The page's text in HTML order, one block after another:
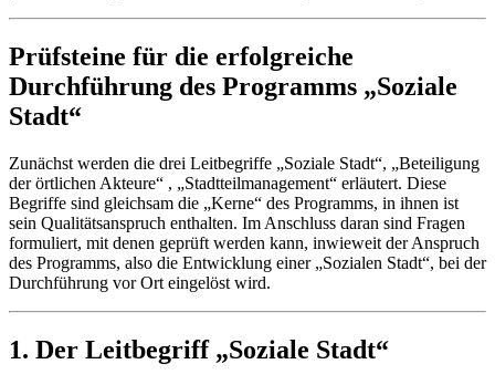
Prüfsteine für die erfolgreiche
Durchführung des Programms „Soziale
Stadt“
Zunächst werden die drei Leitbegriffe „Soziale Stadt“, „Beteiligung
der örtlichen Akteure“ , „Stadtteilmanagement“ erläutert. Diese
Begriffe sind gleichsam die „Kerne“ des Programms, in ihnen ist
sein Qualitätsanspruch enthalten. Im Anschluss daran sind Fragen
formuliert, mit denen geprüft werden kann, inwieweit der Anspruch
des Programms, also die Entwicklung einer „Sozialen Stadt“, bei der
Durchführung vor Ort eingelöst wird.
1. Der Leitbegriff „Soziale Stadt“